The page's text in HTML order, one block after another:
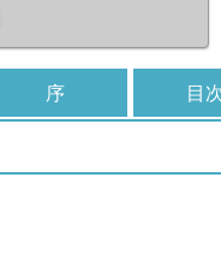
序 目